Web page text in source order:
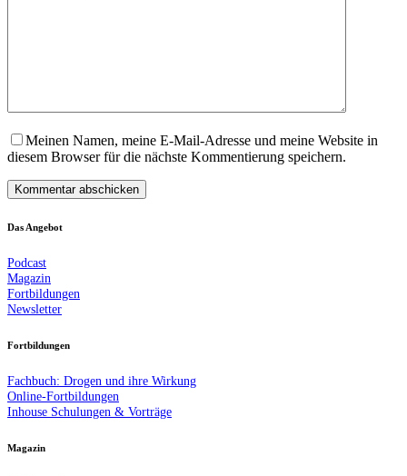
Meinen Namen, meine E-Mail-Adresse und meine Website in
diesem Browser für die nächste Kommentierung speichern.
Kommentar abschicken
Das Angebot
Podcast
Magazin
Fortbildungen
Newsletter
Fortbildungen
Fachbuch: Drogen und ihre Wirkung
Online-Fortbildungen
Inhouse Schulungen & Vorträge
Magazin